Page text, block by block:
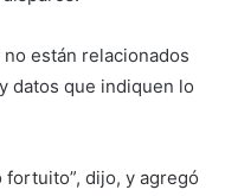
están relacionados
datos que indiquen lo
dijo, y agregó